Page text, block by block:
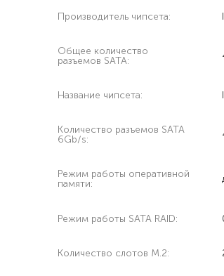
Производитель чипсета:
Общее количество
разъемов SATA:
Название чипсета:
Количество разъемов SATA
6Gb/s:
Режим работы оперативной
памяти:
Режим работы SATA RAID:
Количество слотов M.2: